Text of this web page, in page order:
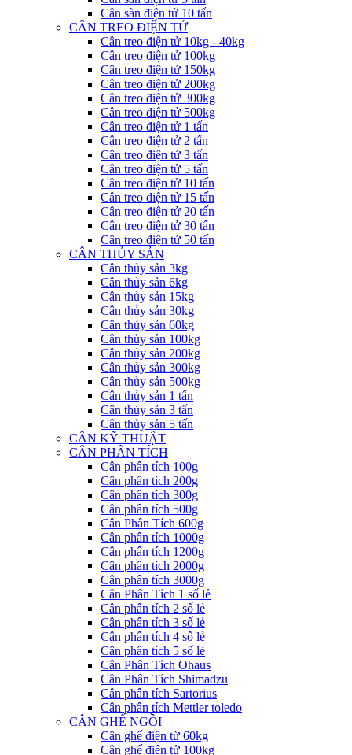
Cân sàn điện tử 10 tấn
CÂN TREO ĐIỆN TỬ
Cân treo điện tử 10kg - 40kg
Cân treo điện tử 100kg
Cân treo điện tử 150kg
Cân treo điện tử 200kg
Cân treo điện tử 300kg
Cân treo điện tử 500kg
Cân treo điện tử 1 tấn
Cân treo điện tử 2 tấn
Cân treo điện tử 3 tấn
Cân treo điện tử 5 tấn
Cân treo điện tử 10 tấn
Cân treo điện tử 15 tấn
Cân treo điện tử 20 tấn
Cân treo điện tử 30 tấn
Cân treo điện tử 50 tấn
CÂN THỦY SẢN
Cân thủy sản 3kg
Cân thủy sản 6kg
Cân thủy sản 15kg
Cân thủy sản 30kg
Cân thủy sản 60kg
Cân thủy sản 100kg
Cân thủy sản 200kg
Cân thủy sản 300kg
Cân thủy sản 500kg
Cân thủy sản 1 tấn
Cân thủy sản 3 tấn
Cân thủy sản 5 tấn
CÂN KỸ THUẬT
CÂN PHÂN TÍCH
Cân phân tích 100g
Cân phân tích 200g
Cân phân tích 300g
Cân phân tích 500g
Cân Phân Tích 600g
Cân phân tích 1000g
Cân phân tích 1200g
Cân phân tích 2000g
Cân phân tích 3000g
Cân Phân Tích 1 số lẻ
Cân phân tích 2 số lẻ
Cân phân tích 3 số lẻ
Cân phân tích 4 số lẻ
Cân phân tích 5 số lẻ
Cân Phân Tích Ohaus
Cân Phân Tích Shimadzu
Cân phân tích Sartorius
Cân phân tích Mettler toledo
CÂN GHẾ NGỒI
Cân ghế điện từ 60kg
Cân ghế điện tử 100kg